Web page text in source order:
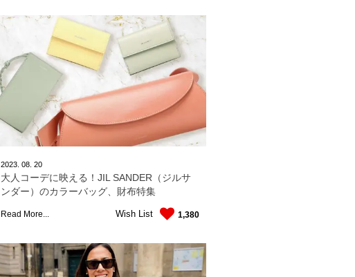
2023. 08. 20
大人コーデに映える！JIL SANDER（ジルサ
ンダー）のカラーバッグ、財布特集
Read More... 1,380
Wish List